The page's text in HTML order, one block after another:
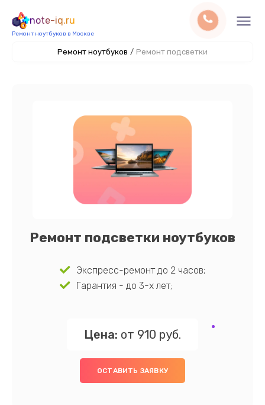
note-iq.ru
Ремонт ноутбуков в Москве
Ремонт ноутбуков / Ремонт подсветки
Ремонт подсветки ноутбуков
Экспресс-ремонт до 2 часов;
Гарантия - до 3-х лет;
Цена: от 910 руб.
ОСТАВИТЬ ЗАЯВКУ